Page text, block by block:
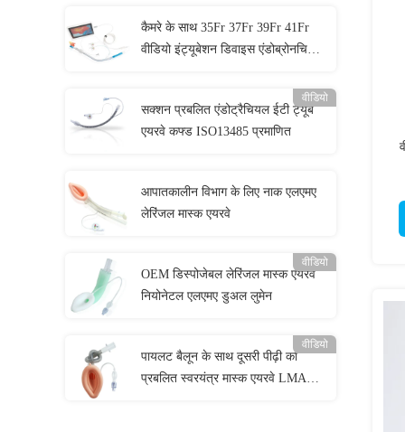
कैमरे के साथ 35Fr 37Fr 39Fr 41Fr
वीडियो इंट्यूबेशन डिवाइस एंडोब्रोनचियल
वीडियो
सक्शन प्रबलित एंडोट्रैचियल ईटी ट्यूब
एयरवे कफ्ड ISO13485 प्रमाणित
आपातकालीन विभाग के लिए नाक एलएमए
लेरिंजल मास्क एयरवे
वीडियो
OEM डिस्पोजेबल लेरिंजल मास्क एयरवे
नियोनेटल एलएमए डुअल लुमेन
वीडियो
पायलट बैलून के साथ दूसरी पीढ़ी का
प्रबलित स्वरयंत्र मास्क एयरवे LMA